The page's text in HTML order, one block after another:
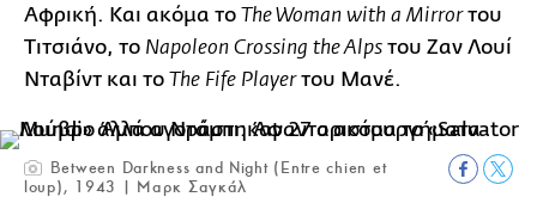
Αφρική. Και ακόμα το The Woman with a Mirrorτου
Τιτσιάνο, το Napoleon Crossing the Alps του Ζαν Λουί
Νταβίντ και το The Fife Playerτου Μανέ.
Between Darkness and Night (Entre chien et
loup), 1943 | Μαρκ Σαγκάλ